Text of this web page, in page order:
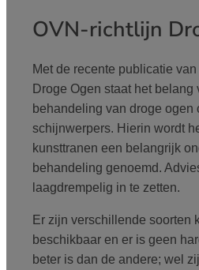
OVN-richtlijn
Met de recente publicatie
Droge Ogen staat het belang
behandeling van droge ogen
schijnwerpers. Hierin wordt
kunsttranen een belangrijk
behandeling genoemd.
laagdrempelig in te zetten.
Er zijn verschillende soorten
beschikbaar en er is geen
beter is dan de andere; wel